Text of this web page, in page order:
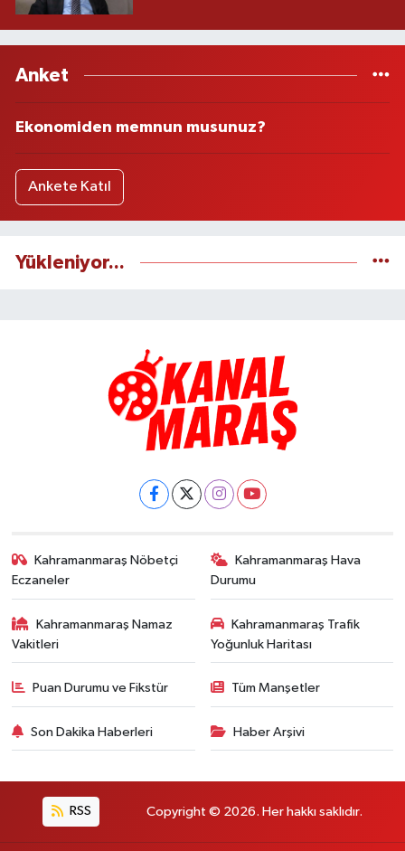
Anket
Ekonomiden memnun musunuz?
Ankete Katıl
Yükleniyor...
Kahramanmaraş Nöbetçi
Eczaneler
Kahramanmaraş Hava
Durumu
Kahramanmaraş Namaz
Vakitleri
Kahramanmaraş Trafik
Yoğunluk Haritası
Puan Durumu ve Fikstür Tüm Manşetler
Son Dakika Haberleri Haber Arşivi
RSS Copyright © 2026. Her hakkı saklıdır.